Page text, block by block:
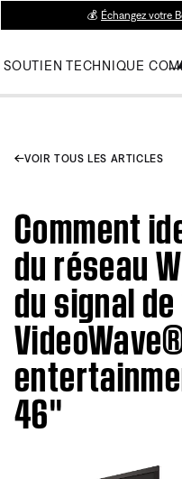
💰 Échangez votre
SOUTIEN TECHNIQUE
VOIR TOUS LES ARTICLES
Comment
du réseau
du signal
46''